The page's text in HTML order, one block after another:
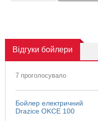
Відгуки бойлери
7 проголосувало
Бойлер електричний
Drazice OKCE 100